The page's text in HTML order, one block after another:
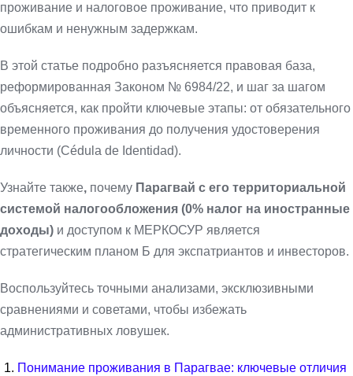
проживание и налоговое проживание, что приводит к
ошибкам и ненужным задержкам.
В этой статье подробно разъясняется правовая база,
реформированная Законом № 6984/22, и шаг за шагом
объясняется, как пройти ключевые этапы: от обязательного
временного проживания до получения удостоверения
личности (Cédula de Identidad).
Узнайте также, почему Парагвай с его территориальной
системой налогообложения (0% налог на иностранные
доходы) и доступом к МЕРКОСУР является
стратегическим планом Б для экспатриантов и инвесторов.
Воспользуйтесь точными анализами, эксклюзивными
сравнениями и советами, чтобы избежать
административных ловушек.
Понимание проживания в Парагвае: ключевые отличия